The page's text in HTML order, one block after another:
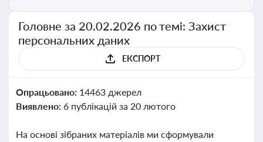
Головне за 20.02.2026 по темі: Захист
персональних даних
ЕКСПОРТ
Опрацьовано: 14463 джерел
Виявлено: 6 публікацій за 20 лютого
На основі зібраних матеріалів ми сформували